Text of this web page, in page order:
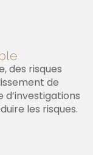
des risques
de
les risques.